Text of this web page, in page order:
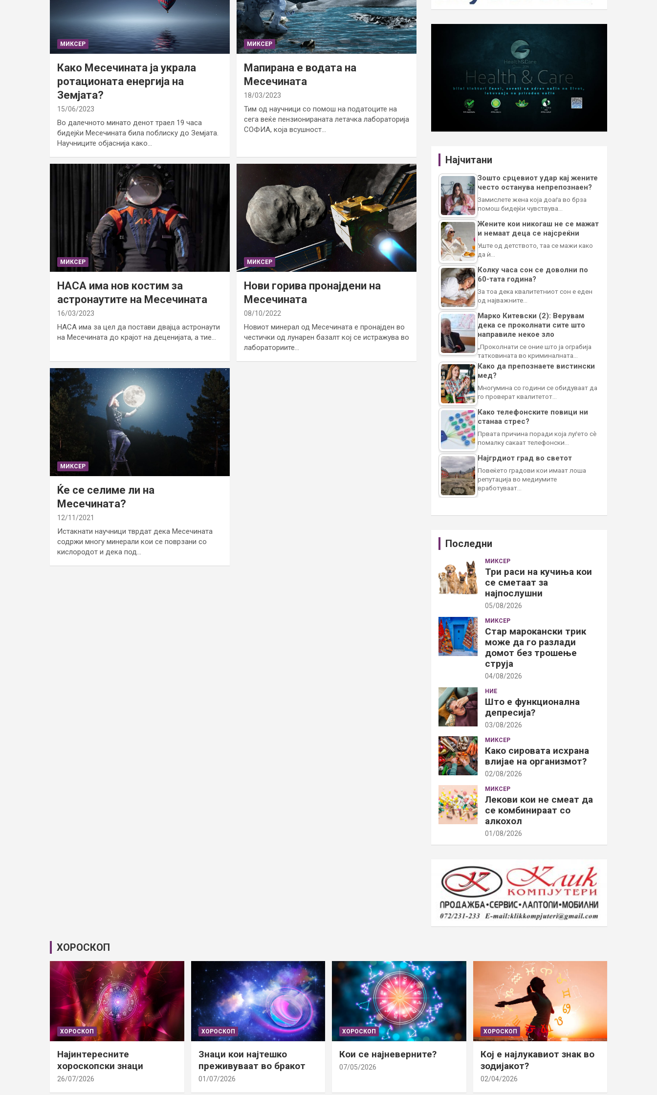
МИКСЕР
Како Месечината ја украла
ротационата енергија на
Земјата?
15/06/2023
Во далечното минато денот траел 19 часа
бидејќи Месечината била поблиску до Земјата.
Научниците објаснија како…
МИКСЕР
Мапирана е водата на
Месечината
18/03/2023
Тим од научници со помош на податоците на
сега веќе пензионираната летачка лабораторија
СОФИА, која всушност…
МИКСЕР
НАСА има нов костим за
астронаутите на Месечината
16/03/2023
НАСА има за цел да постави двајца астронаути
на Месечината до крајот на деценијата, а тие…
МИКСЕР
Нови горива пронајдени на
Месечината
08/10/2022
Новиот минерал од Месечината е пронајден во
честички од лунарен базалт кој се истражува во
лабораториите…
МИКСЕР
Ќе се селиме ли на
Месечината?
12/11/2021
Истакнати научници тврдат дека Месечината
содржи многу минерали кои се поврзани со
кислородот и дека под…
Најчитани
Зошто срцевиот удар кај жените
често останува непрепознаен?
Замислете жена која доаѓа во брза
помош бидејќи чувствува…
Жените кои никогаш не се мажат
и немаат деца се најсреќни
Уште од детството, таа се мажи како
да ѝ…
Колку часа сон се доволни по
60-тата година?
За тоа дека квалитетниот сон е еден
од најважните…
Марко Китевски (2): Верувам
дека се проколнати сите што
направиле некое зло
„Проколнати се оние што ја ограбија
татковината во криминалната…
Како да препознаете вистински
мед?
Многумина со години се обидуваат да
го проверат квалитетот…
Како телефонските повици ни
станаа стрес?
Првата причина поради која луѓето сè
помалку сакаат телефонски…
Најгрдиот град во светот
Повеќето градови кои имаат лоша
репутација во медиумите
вработуваат…
Последни
МИКСЕР
Три раси на кучиња кои
се сметаат за
најпослушни
05/08/2026
МИКСЕР
Стар марокански трик
може да го разлади
домот без трошење
струја
04/08/2026
НИЕ
Што е функционална
депресија?
03/08/2026
МИКСЕР
Како сировата исхрана
влијае на организмот?
02/08/2026
МИКСЕР
Лекови кои не смеат да
се комбинираат со
алкохол
01/08/2026
ХОРОСКОП
ХОРОСКОП
Најинтересните
хороскопски знаци
26/07/2026
ХОРОСКОП
Знаци кои најтешко
преживуваат во бракот
01/07/2026
ХОРОСКОП
Кои се најневерните?
07/05/2026
ХОРОСКОП
Кој е најлукавиот знак во
зодијакот?
02/04/2026